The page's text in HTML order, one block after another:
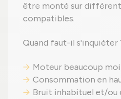
être monté sur
compatibles.
Quand faut-il s'inquiéter
Moteur beaucoup
Consommation en
Bruit inhabituel et/ou